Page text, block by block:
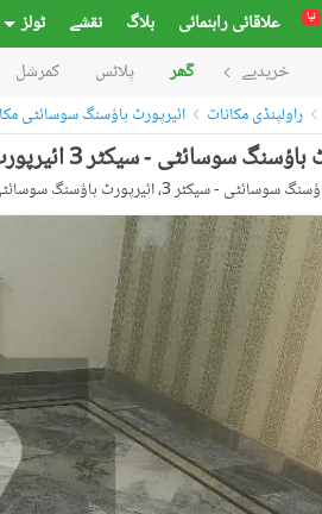
نیا علاقائی راہنمائی بلاگ نقشے ٹولز
خریدیے گھر پلاٹس کمرشل
راولپنڈی مکانات ائیرپورٹ ہاؤسنگ سوسائٹی
3 ائیرپورٹ ہاؤسنگ سوسائٹی,راولپنڈی میں 6 کمروں کا 8 مرلہ مکان 1.1 لاکھ میں کرایہ پر دستیاب ہے۔
سیکٹر 3، ائیرپورٹ ہاؤسنگ سوسائٹی، راولپنڈی، پنجاب